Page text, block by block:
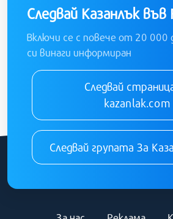
Следвай Казанлък
Включи се с повече от 20 000
си винаги информиран
Следвай
kazanlak.com
Следвай групата За